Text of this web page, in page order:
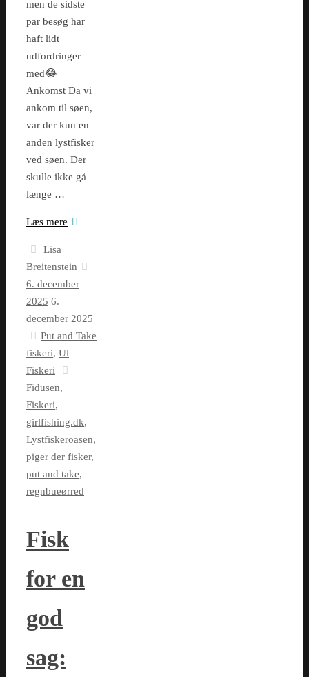
men de sidste
par besøg har
haft lidt
udfordringer
med😂
Ankomst Da vi
ankom til søen,
var der kun en
anden lystfisker
ved søen. Der
skulle ikke gå
længe …
Læs mere
Lisa
Breitenstein
6. december
2025 6.
december 2025
Put and Take
fiskeri, Ul
Fiskeri
Fidusen,
Fiskeri,
girlfishing.dk,
Lystfiskeroasen,
piger der fisker,
put and take,
regnbueørred
Fisk
for en
god
sag: